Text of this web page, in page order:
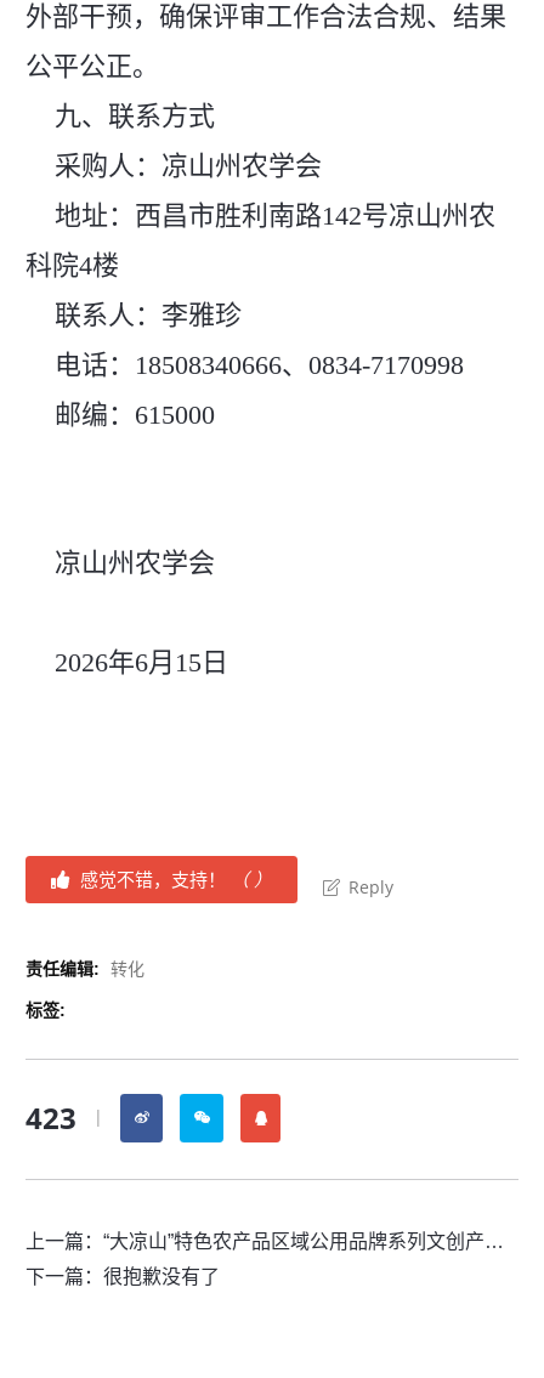
外部干预，确保评审工作合法合规、结果
公平公正。
九、联系方式
采购人：凉山州农学会
地址：西昌市胜利南路142号凉山州农
科院4楼
联系人：李雅珍
电话：18508340666、0834-7170998
邮编：615000
凉山州农学会
2026年6月15日
感觉不错，支持！ （） Reply
责任编辑: 转化
标签:
423 |
上一篇： “大凉山”特色农产品区域公用品牌系列文创产品设计及加工项目流标公告
下一篇：很抱歉没有了